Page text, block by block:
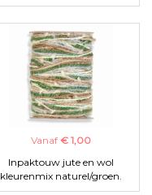
Vanaf € 1,00
Inpaktouw jute en wol
kleurenmix naturel/groen.